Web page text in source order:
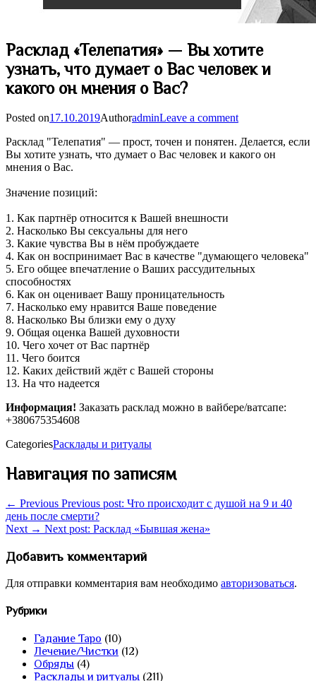
Расклад «Телепатия» — Вы хотите
узнать, что думает о Вас человек и
какого он мнения о Вас?
Posted on17.10.2019AuthoradminLeave a comment
Расклад "Телепатия" — прост, точен и понятен. Делается, если
Вы хотите узнать, что думает о Вас человек и какого он
мнения о Вас.
Значение позиций:
1. Как партнёр относится к Вашей внешности
2. Насколько Вы сексуальны для него
3. Какие чувства Вы в нём пробуждаете
4. Как он воспринимает Вас в качестве "думающего человека"
5. Его общее впечатление о Ваших рассудительных
способностях
6. Как он оценивает Вашу проницательность
7. Насколько ему нравится Ваше поведение
8. Насколько Вы близки ему о духу
9. Общая оценка Вашей духовности
10. Чего хочет от Вас партнёр
11. Чего боится
12. Каких действий ждёт с Вашей стороны
13. На что надеется
Информация! Заказать расклад можно в вайбере/ватсапе:
+380675354608
CategoriesРасклады и ритуалы
Навигация по записям
← Previous Previous post: Что происходит с душой на 9 и 40
день после смерти?
Next → Next post: Расклад «Бывшая жена»
Добавить комментарий
Для отправки комментария вам необходимо авторизоваться.
Рубрики
Гадание Таро (10)
Лечение/Чистки (12)
Обряды (4)
Расклады и ритуалы (211)